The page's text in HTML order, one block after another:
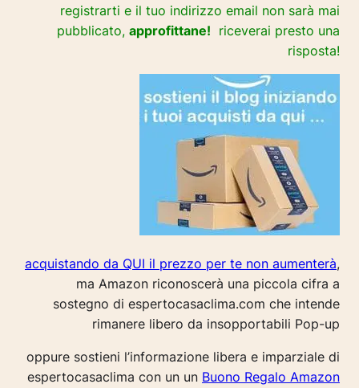
registrarti e il tuo indirizzo email non sarà mai
pubblicato, approfittane! riceverai presto una
risposta!
acquistando da QUI il prezzo per te non aumenterà,
ma Amazon riconoscerà una piccola cifra a
sostegno di espertocasaclima.com che intende
rimanere libero da insopportabili Pop-up
oppure sostieni l’informazione libera e imparziale di
espertocasaclima con un un Buono Regalo Amazon